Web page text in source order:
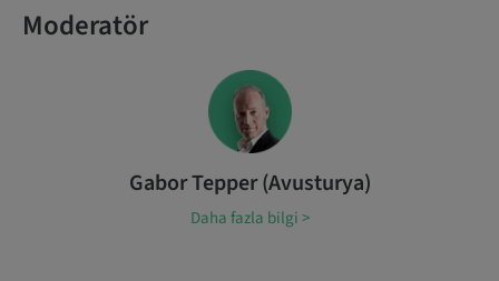
Moderatör
Gabor Tepper (Avusturya)
Daha fazla bilgi >